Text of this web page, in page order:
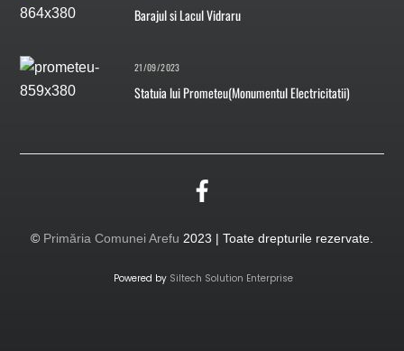
Barajul si Lacul Vidraru
21/09/2023
Statuia lui Prometeu(Monumentul Electricitatii)
© Primăria Comunei Arefu 2023 | Toate drepturile rezervate.
Powered by Siltech Solution Enterprise